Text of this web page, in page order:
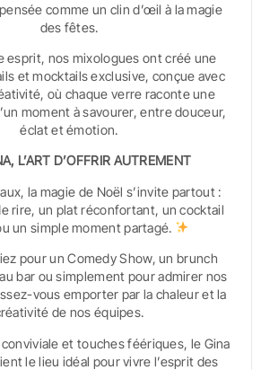
comme un clin d’œil à la magie
des fêtes.
esprit, nos mixologues ont créé une
et mocktails exclusive, conçue avec
où chaque verre raconte une
moment à savourer, entre douceur,
éclat et émotion.
L’ART D’OFFRIR AUTREMENT
la magie de Noël s’invite partout :
rire, un plat réconfortant, un cocktail
un simple moment partagé.
pour un Comedy Show, un brunch
bar ou simplement pour admirer nos
vous emporter par la chaleur et la
de nos équipes.
et touches féériques, le Gina
le lieu idéal pour vivre l’esprit des